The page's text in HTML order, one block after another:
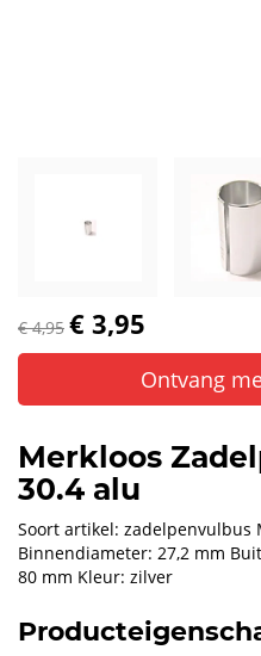
€ 4,95 € 3,95
Ontvang
Merkloos
30.4 alu
Soort artikel:
Binnendiameter: 27,2 mm
80 mm Kleur: zilver